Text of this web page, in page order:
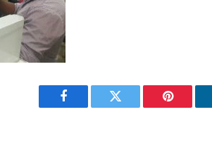
Facebook Twitter Pinterest